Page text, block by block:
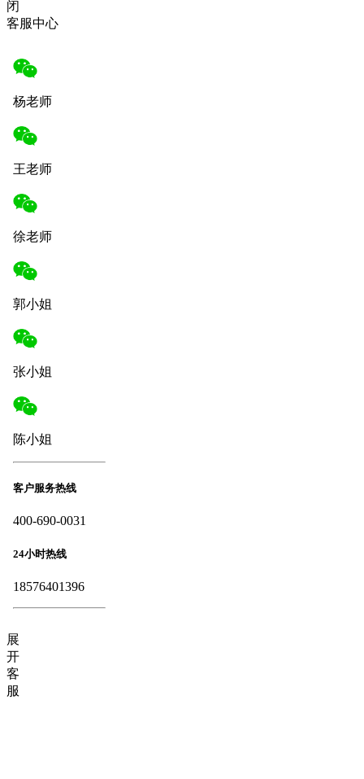
闭
客服中心
杨老师
王老师
徐老师
郭小姐
张小姐
陈小姐
客户服务热线
400-690-0031
24小时热线
18576401396
展
开
客
服